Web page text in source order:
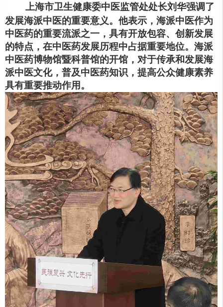
上海市卫生健康委中医监管处处长刘华强调了
发展海派中医的重要意义。他表示，海派中医作为
中医药的重要流派之一，具有开放包容、创新发展
的特点，在中医药发展历程中占据重要地位。海派
中医药博物馆暨科普馆的开馆，对于传承和发展海
派中医文化，普及中医药知识，提高公众健康素养
具有重要推动作用。